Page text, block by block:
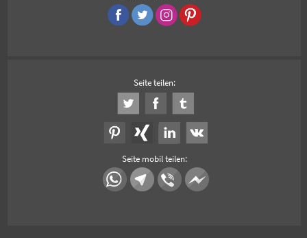
Seite teilen:
Seite mobil teilen: